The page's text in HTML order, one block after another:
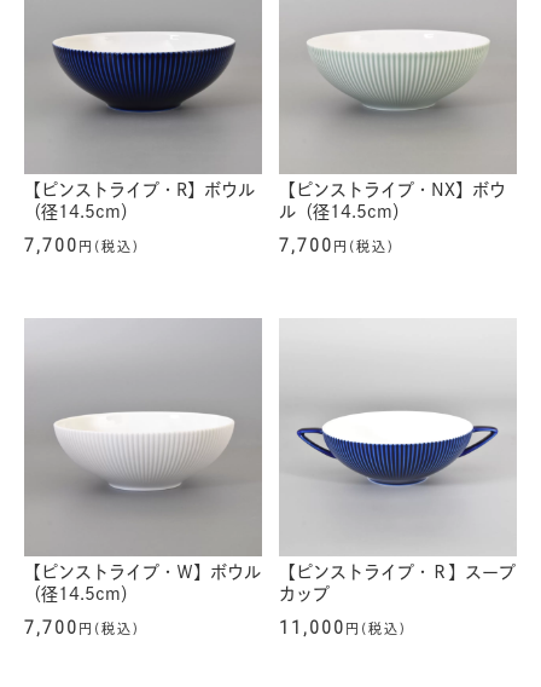
【ピンストライプ・R】ボウル
（径14.5cm）
7,700 円(税込)
【ピンストライプ・NX】ボウ
ル（径14.5cm）
7,700 円(税込)
【ピンストライプ・Ｗ】ボウル
（径14.5cm）
7,700 円(税込)
【ピンストライプ・Ｒ】スープ
カップ
11,000 円(税込)